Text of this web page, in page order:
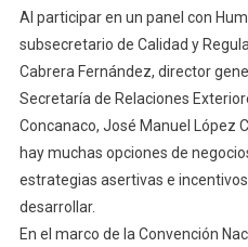
Al participar en un panel con
subsecretario de Calidad y
Cabrera Fernández, director
Secretaría de Relaciones
Concanaco, José Manuel López
hay muchas opciones de
estrategias asertivas e
desarrollar.
En el marco de la Convención